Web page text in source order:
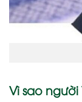
Vì sao